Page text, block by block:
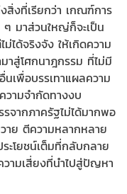
สิ่งที่เรียกว่า เกณฑ์การ
มาส่วนใหญ่ก็จะเป็น
ม่ได้จริงจัง ให้เกิดความ
สู่โศกนาฎกรรม ที่ไม่มี
เพื่อบรรเทาแผลความ
วามจำกัดทางงบ
จากภาครัฐไม่ได้มากพอ
าย ตีความหลากหลาย
ะโยชน์เต็มที่กลับกลาย
วามเสี่ยงที่นำไปสู่ปัญหา